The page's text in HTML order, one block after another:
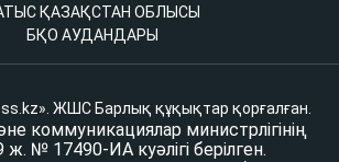
ҚАЗАҚСТАН ОБЛЫСЫ
БҚО АУДАНДАРЫ
ЖШС Барлық құқықтар қорғалған.
коммуникациялар министрлігінің
ж. № 17490-ИА куәлігі берілген.